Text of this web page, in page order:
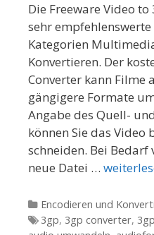
Die Freeware Video to
sehr
Kategorien
Konvertieren. Der
Converter kann Filme
gängigere Formate
Angabe des Quell-
können Sie das Video
schneiden. Bei Bedarf
neue Datei …
Kategorien
Encodieren und
Tags
3gp, 3gp converter,